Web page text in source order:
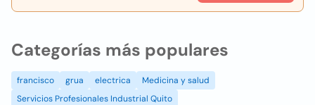
Categorías más populares
francisco grua electrica
Medicina y salud
Servicios Profesionales Industrial Quito